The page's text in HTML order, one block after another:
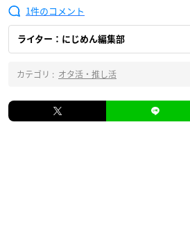
1
ライター：にじめん編集部
カテゴリ : オタ活・推し活